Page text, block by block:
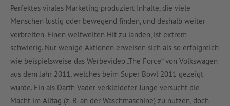
Perfektes virales Marketing produziert Inhalte, die viele
Menschen lustig oder bewegend finden, und deshalb weiter
verbreiten. Einen weltweiten Hit zu landen, ist extrem
schwierig. Nur wenige Aktionen erweisen sich als so erfolgreich
wie beispielsweise das Werbevideo „The Force“ von Volkswagen
aus dem Jahr 2011, welches beim Super Bowl 2011 gezeigt
wurde. Ein als Darth Vader verkleideter Junge versucht die
Macht im Alltag (z. B. an der Waschmaschine) zu nutzen, doch